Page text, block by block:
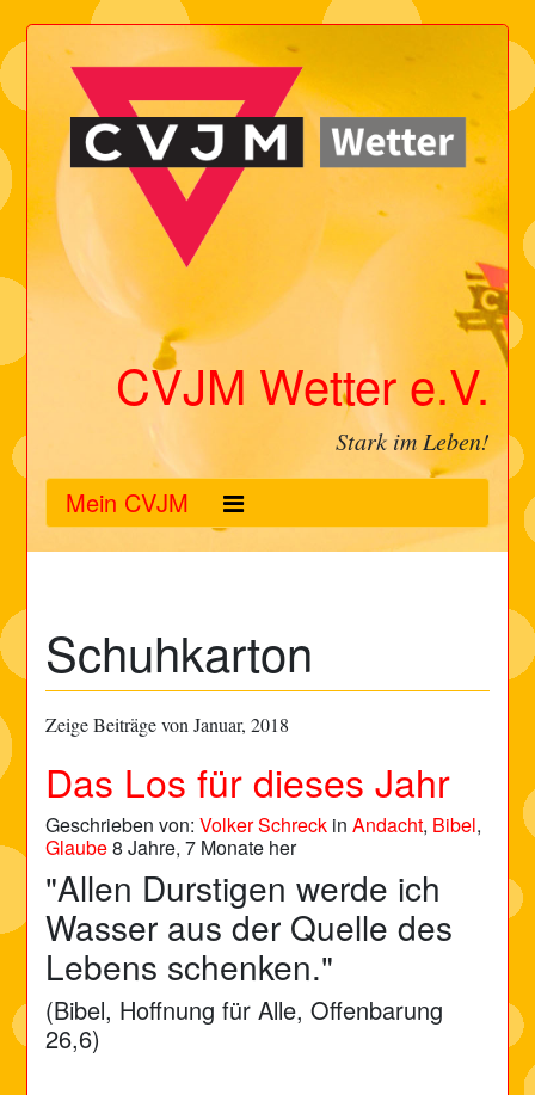
CVJM Wetter e.V.
Stark im Leben!
Mein CVJM
Schuhkarton
Zeige Beiträge von Januar, 2018
Das Los für dieses Jahr
Geschrieben von:Volker Schreck inAndacht, Bibel,
Glaube8 Jahre, 7 Monate her
"Allen Durstigen werde ich
Wasser aus der Quelle des
Lebens schenken."
(Bibel, Hoffnung für Alle, Offenbarung
26,6)